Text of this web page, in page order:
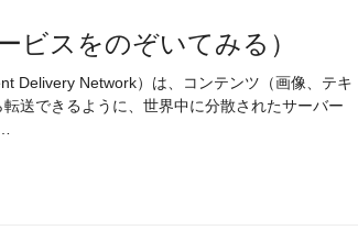
ビスをのぞいてみる）
Delivery Network）は、コンテンツ（画像、テキ
送できるように、世界中に分散されたサーバー